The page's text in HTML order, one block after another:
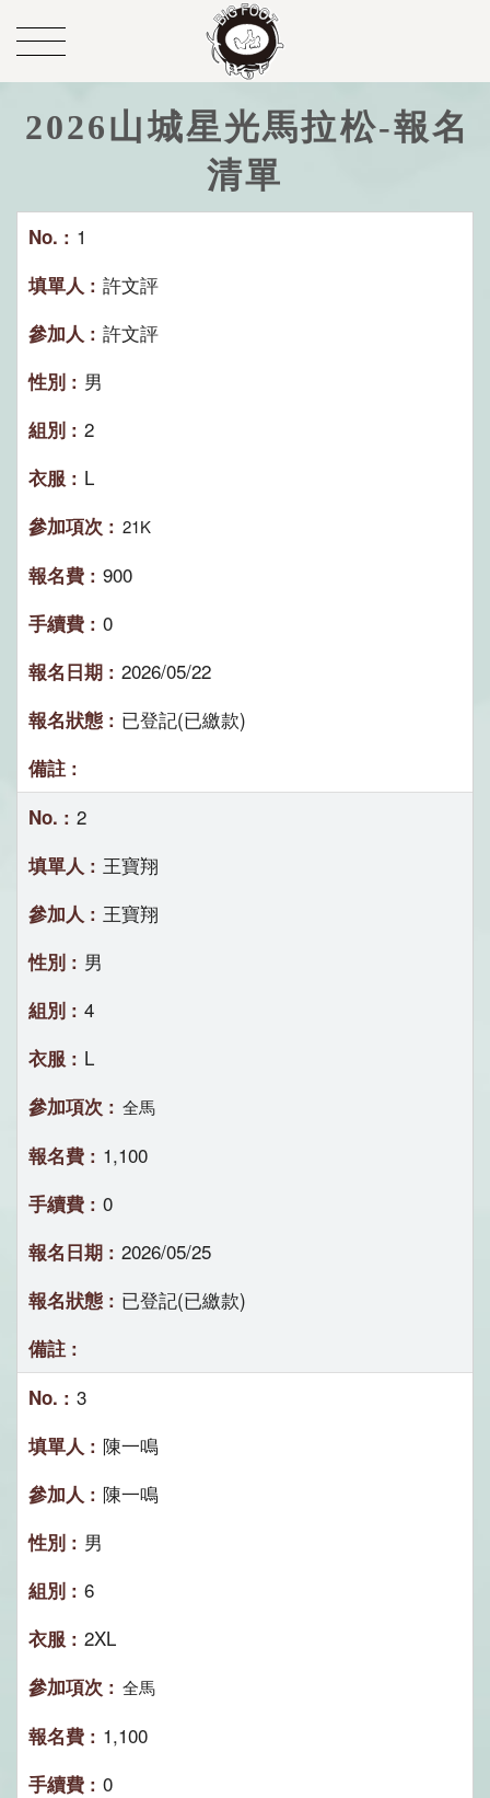
2026山城星光馬拉松-報名
清單
1
許文評
許文評
男
2
L
21K
900
0
2026/05/22
已登記(已繳款)
2
王寶翔
王寶翔
男
4
L
全馬
1,100
0
2026/05/25
已登記(已繳款)
3
陳一鳴
陳一鳴
男
6
2XL
全馬
1,100
0